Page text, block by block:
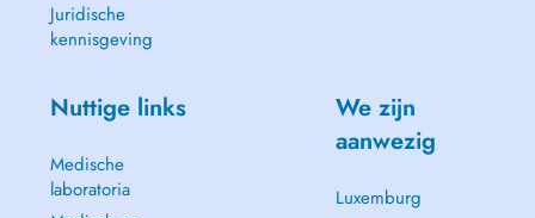
Juridische
kennisgeving
Nuttige links
Medische
laboratoria
We zijn
aanwezig
Luxemburg